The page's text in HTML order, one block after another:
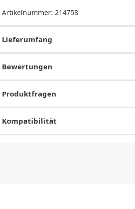
Artikelnummer: 214758
Lieferumfang
Bewertungen
Produktfragen
Kompatibilität